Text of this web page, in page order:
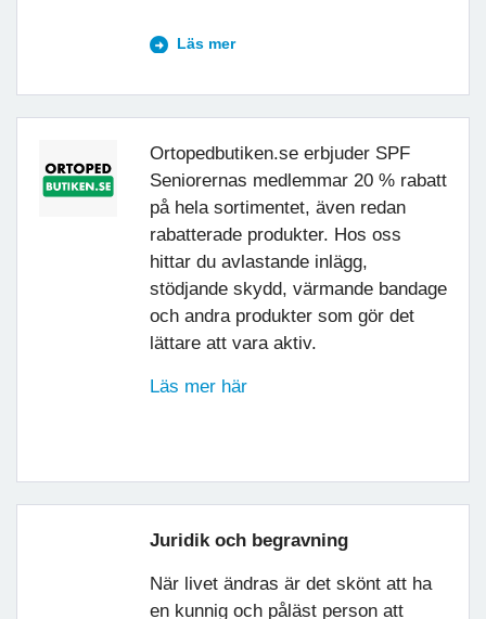
Läs mer
Ortopedbutiken.se erbjuder SPF
Seniorernas medlemmar 20 % rabatt
på hela sortimentet, även redan
rabatterade produkter. Hos oss
hittar du avlastande inlägg,
stödjande skydd, värmande bandage
och andra produkter som gör det
lättare att vara aktiv.
Läs mer här
Juridik och begravning
När livet ändras är det skönt att ha
en kunnig och påläst person att